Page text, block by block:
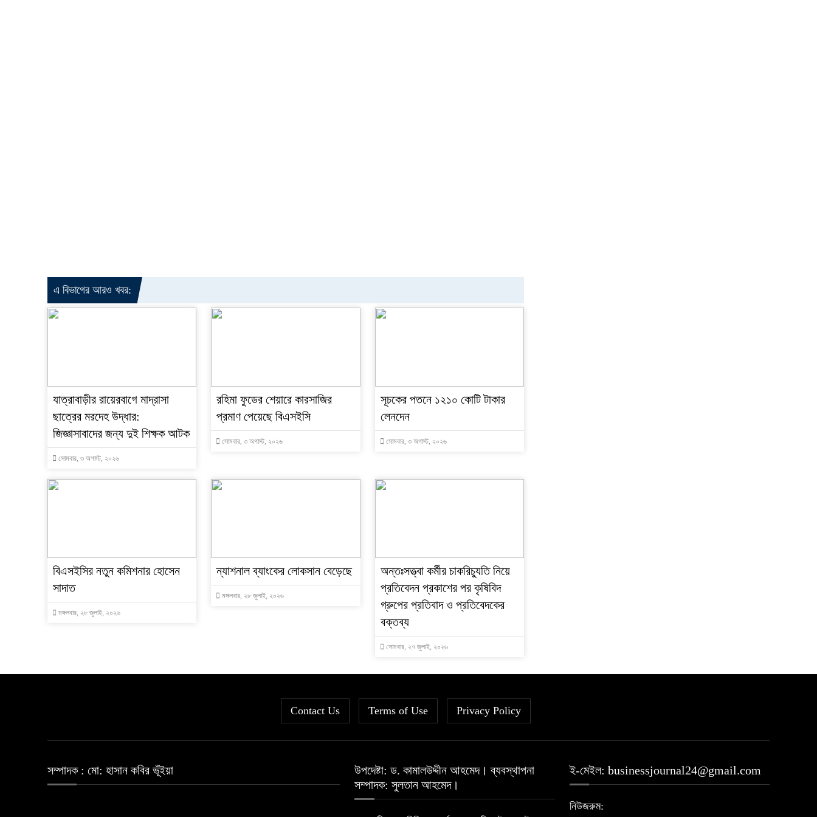
এ বিভাগের আরও খবর:
যাত্রাবাড়ীর রায়েরবাগে মাদ্রাসা
ছাত্রের মরদেহ উদ্ধার:
জিজ্ঞাসাবাদের জন্য দুই শিক্ষক আটক
সোমবার, ৩ অগাস্ট, ২০২৬
রহিমা ফুডের শেয়ারে কারসাজির
প্রমাণ পেয়েছে বিএসইসি
সোমবার, ৩ অগাস্ট, ২০২৬
সূচকের পতনে ১২১০ কোটি টাকার
লেনদেন
সোমবার, ৩ অগাস্ট, ২০২৬
বিএসইসির নতুন কমিশনার হোসেন
সাদাত
মঙ্গলবার, ২৮ জুলাই, ২০২৬
ন্যাশনাল ব্যাংকের লোকসান বেড়েছে
মঙ্গলবার, ২৮ জুলাই, ২০২৬
অন্তঃসত্ত্বা কর্মীর চাকরিচ্যুতি নিয়ে
প্রতিবেদন প্রকাশের পর কৃষিবিদ
গ্রুপের প্রতিবাদ ও প্রতিবেদকের
বক্তব্য
সোমবার, ২৭ জুলাই, ২০২৬
Contact Us Terms of Use Privacy Policy
সম্পাদক : মো: হাসান কবির ভূঁইয়া
উপদেষ্টা: ড. কামালউদ্দীন আহমেদ। ব্যবস্থাপনা
সম্পাদক: সুলতান আহমেদ।
ই-মেইল: businessjournal24@gmail.com
নিউজরুম: